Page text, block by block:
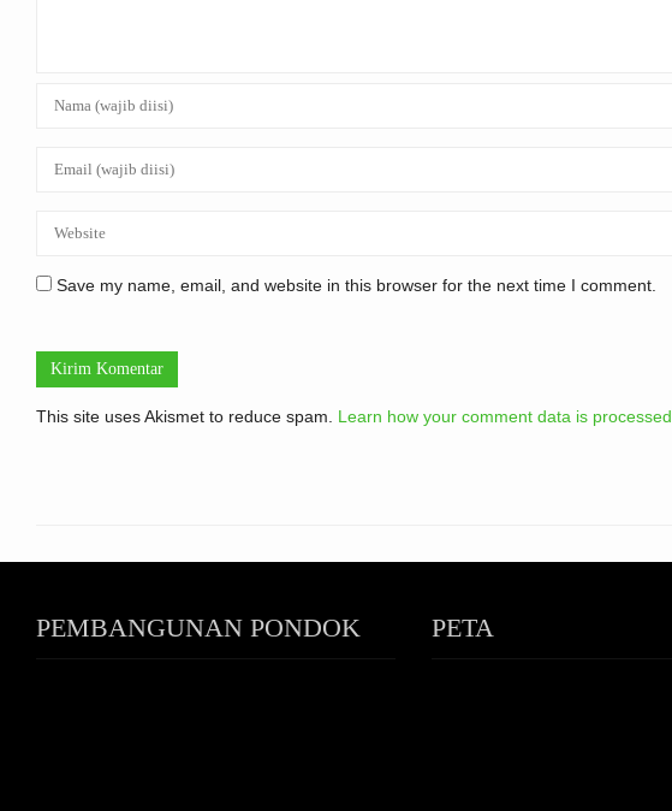
Save my name, email, and website in this browser for the next time I comment.
This site uses Akismet to reduce spam. Learn how your comment data is processed.
PEMBANGUNAN PONDOK
PETA